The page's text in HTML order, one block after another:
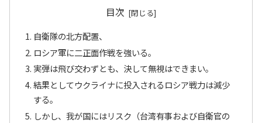
目次
自衛隊の北方配置、
ロシア軍に二正面作戦を強いる。
実弾は飛び交わずとも、決して無視はできまい。
結果としてウクライナに投入されるロシア戦力は減少
する。
しかし、我が国にはリスク（台湾有事および自衛官の